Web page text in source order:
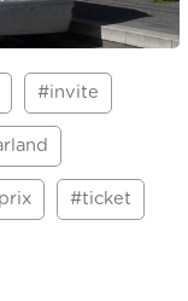
#invite
#ticket